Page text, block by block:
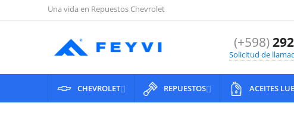
Una vida en Repuestos Chevrolet
(+598)
Solicitud de
CHEVROLET REPUESTOS ACEITES